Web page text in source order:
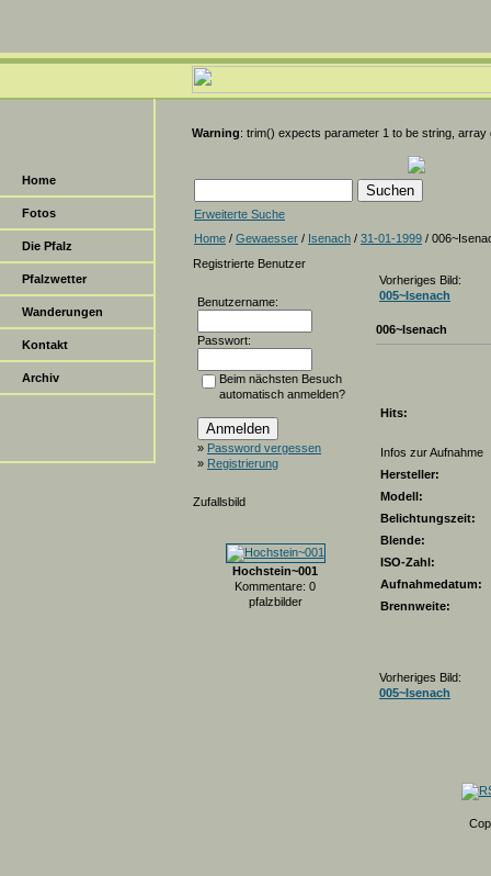
Home
Fotos
Die Pfalz
Pfalzwetter
Wanderungen
Kontakt
Archiv
Warning: trim() expects parameter 1 to be string,
Erweiterte Suche
Home / Gewaesser / Isenach / 31-01-1999 /
Registrierte Benutzer
Benutzername:
Passwort:
Beim nächsten Besuch
automatisch anmelden?
» Password vergessen
» Registrierung
Zufallsbild
Hochstein~001
Kommentare: 0
pfalzbilder
Vorheriges Bild:
005~Isenach
006~Isenach
Hits:
Infos zur Aufnahme
Hersteller:
Modell:
Belichtungszeit:
Blende:
ISO-Zahl:
Aufnahmedatum:
Brennweite:
Vorheriges Bild:
005~Isenach